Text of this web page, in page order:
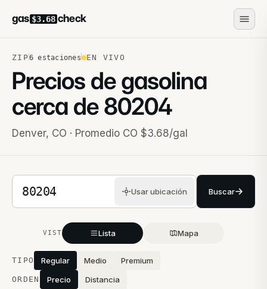
gas $3.68 check
ZIP6 estaciones EN VIVO
Precios de gasolina
cerca de80204
Denver, CO · Promedio CO $3.68/gal
Código postal de 5 dígitos
Usar ubicación Buscar
VISTA Lista Mapa
Estaciones cercanas
TIPO Regular Medio Premium
ORDEN Precio Distancia